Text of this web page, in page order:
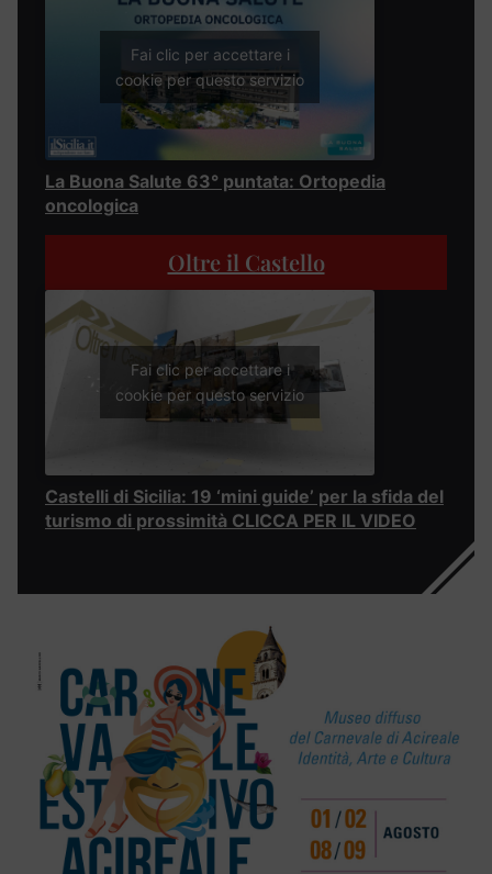
Fai clic per accettare i
cookie per questo servizio
La Buona Salute 63° puntata: Ortopedia
oncologica
Oltre il Castello
Fai clic per accettare i
cookie per questo servizio
Castelli di Sicilia: 19 ‘mini guide’ per la sfida del
turismo di prossimità CLICCA PER IL VIDEO